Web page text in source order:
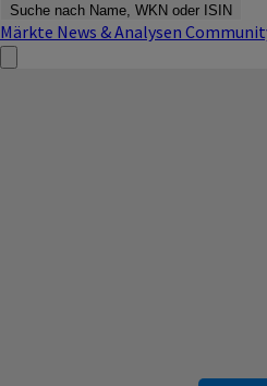
Suche nach Name, WKN oder ISIN
Märkte News & Analysen